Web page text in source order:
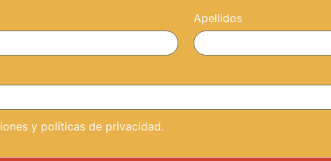
Apellidos
y políticas de privacidad.